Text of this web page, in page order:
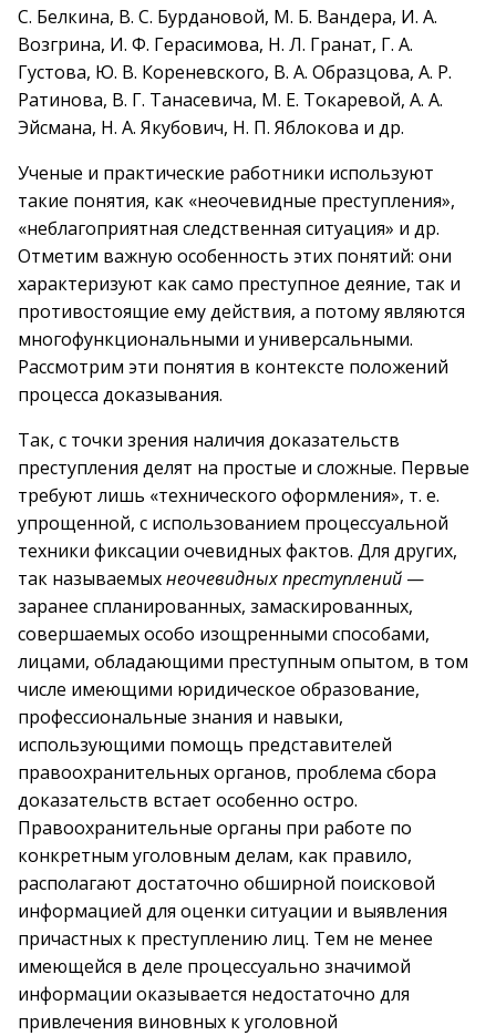
С. Белкина, В. С. Бурдановой, М. Б. Вандера, И. А.
Возгрина, И. Ф. Герасимова, Н. Л. Гранат, Г. А.
Густова, Ю. В. Кореневского, В. А. Образцова, А. Р.
Ратинова, В. Г. Танасевича, М. Е. Токаревой, А. А.
Эйсмана, Н. А. Якубович, Н. П. Яблокова и др.
Ученые и практические работники используют
такие понятия, как «неочевидные преступления»,
«неблагоприятная следственная ситуация» и др.
Отметим важную особенность этих понятий: они
характеризуют как само преступное деяние, так и
противостоящие ему действия, а потому являются
многофункциональными и универсальными.
Рассмотрим эти понятия в контексте положений
процесса доказывания.
Так, с точки зрения наличия доказательств
преступления делят на простые и сложные. Первые
требуют лишь «технического оформления», т. е.
упрощенной, с использованием процессуальной
техники фиксации очевидных фактов. Для других,
так называемыхнеочевидных преступлений —
заранее спланированных, замаскированных,
совершаемых особо изощренными способами,
лицами, обладающими преступным опытом, в том
числе имеющими юридическое образование,
профессиональные знания и навыки,
использующими помощь представителей
правоохранительных органов, проблема сбора
доказательств встает особенно остро.
Правоохранительные органы при работе по
конкретным уголовным делам, как правило,
располагают достаточно обширной поисковой
информацией для оценки ситуации и выявления
причастных к преступлению лиц. Тем не менее
имеющейся в деле процессуально значимой
информации оказывается недостаточно для
привлечения виновных к уголовной